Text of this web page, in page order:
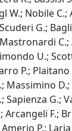
W.; Nobile C.;
G.;
U.;
P.; Plaitano
Massimino D.;
Sapienza G.;
Arcangeli F.;
P.;